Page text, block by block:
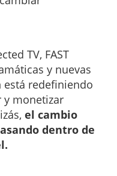
TV, FAST
y nuevas
redefiniendo
y monetizar
el cambio
dentro de